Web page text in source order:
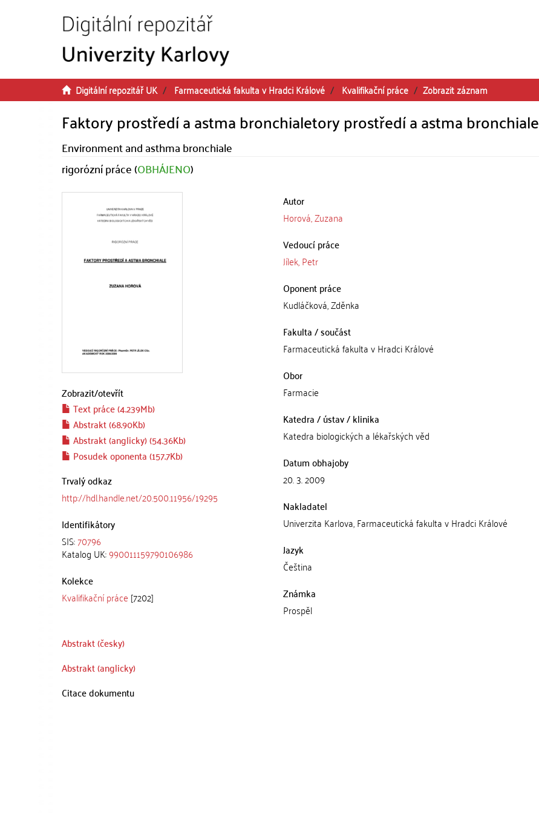
Digitální repozitář UK Farmaceutická fakulta v Hradci Králové Kvalifikační práce Zobrazit záznam
Faktory prostředí a astma bronchialetory prostředí a astma bronchiale
Environment and asthma bronchiale
rigorózní práce (OBHÁJENO)
Zobrazit/otevřít
Text práce (4.239Mb)
Abstrakt (68.90Kb)
Abstrakt (anglicky) (54.36Kb)
Posudek oponenta (157.7Kb)
Trvalý odkaz
http://hdl.handle.net/20.500.11956/19295
Identifikátory
SIS:70796
Katalog UK:990011159790106986
Kolekce
Kvalifikační práce [7202]
Autor
Horová, Zuzana
Vedoucí práce
Jílek, Petr
Oponent práce
Kudláčková, Zděnka
Fakulta / součást
Farmaceutická fakulta v Hradci Králové
Obor
Farmacie
Katedra / ústav / klinika
Katedra biologických a lékařských věd
Datum obhajoby
20. 3. 2009
Nakladatel
Univerzita Karlova, Farmaceutická fakulta v Hradci Králové
Jazyk
Čeština
Známka
Prospěl
Abstrakt (česky)
Abstrakt (anglicky)
Citace dokumentu